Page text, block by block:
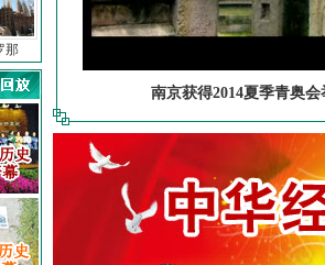
那
南京获得2014夏季青奥会